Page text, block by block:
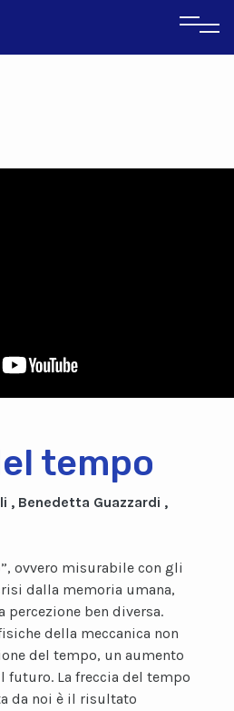
tempo
, Benedetta Guazzardi ,
ovvero misurabile con gli
dalla memoria umana,
percezione ben diversa.
della meccanica non
del tempo, un aumento
futuro. La freccia del tempo
da noi è il risultato